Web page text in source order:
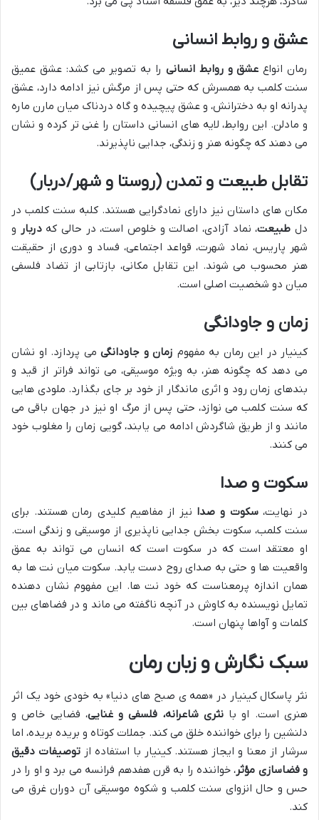
عشق و روابط انسانی
رمان انواع عشق و روابط انسانی را به تصویر می کشد: عشق عمیق
سنت کلمب به همسرش که حتی پس از مرگش نیز ادامه دارد، عشق
پدرانه او به دخترانش، و عشق پیچیده و گاه دردناک میان مارن ماره
و مادلن. این روابط، لایه های انسانی داستان را غنی تر کرده و نشان
می دهند که چگونه هنر و زندگی، جدایی ناپذیرند.
تقابل طبیعت و تمدن (روستا و شهر/دربار)
مکان های داستان نیز دارای نمادگرایی هستند. کلبه سنت کلمب در
دل طبیعت، نماد آزادی، اصالت و خلوص است، در حالی کهدربار و
شهر پاریس، نماد شهرت، قواعد اجتماعی، فساد و دوری از حقیقت
هنر محسوب می شوند. این تقابل مکانی، بازتابی از تضاد فلسفی
میان دو شخصیت اصلی است.
زمان و جاودانگی
کینیار در این رمان به مفهوم زمان و جاودانگی می پردازد. او نشان
می دهد که چگونه هنر، به ویژه موسیقی، می تواند فراتر از قید و
بندهای زمان رود و اثری ماندگار از خود بر جای بگذارد. ملودی هایی
که سنت کلمب می نوازد، حتی پس از مرگ او نیز در جهان باقی می
مانند و از طریق شاگردش ادامه می یابند، گویی زمان را مغلوب خود
می کنند.
سکوت و صدا
در نهایت،سکوت و صدا نیز از مفاهیم کلیدی رمان هستند. برای
سنت کلمب، سکوت بخش جدایی ناپذیری از موسیقی و زندگی است.
او معتقد است که در سکوت است که انسان می تواند به عمق
واقعیت ها و حتی به صدای روح دست یابد. سکوت میان نت ها به
همان اندازه پرمعناست که خود نت ها. این مفهوم نشان دهنده
تمایل نویسنده به کاوش در آنچه ناگفته می ماند و در فضاهای بین
کلمات و آواها پنهان است.
سبک نگارش و زبان رمان
نثر پاسکال کینیار در «همه ی صبح های دنیا» به خودی خود یک اثر
هنری است. او بانثری شاعرانه، فلسفی و غنایی، فضایی خاص و
دلنشین را برای خواننده خلق می کند. جملات کوتاه و بریده بریده، اما
سرشار از معنا و ایجاز هستند. کینیار با استفاده ازتوصیفات دقیق
و فضاسازی مؤثر، خواننده را به قرن هفدهم فرانسه می برد و او را در
حس و حال انزوای سنت کلمب و شکوه موسیقی آن دوران غرق می
کند.